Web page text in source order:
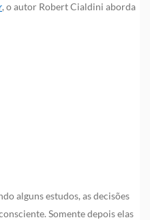
, o autor Robert Cialdini aborda
alguns estudos, as decisões
Somente depois elas